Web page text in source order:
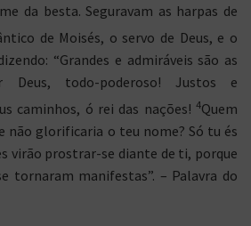
da besta. Seguravam as harpas de
de Moisés, o servo de Deus, e o
“Grandes e admiráveis são as
Deus, todo-poderoso! Justos e
caminhos, ó rei das nações! 4Quem
não glorificaria o teu nome? Só tu és
virão prostrar-se diante de ti, porque
tornaram manifestas”. – Palavra do